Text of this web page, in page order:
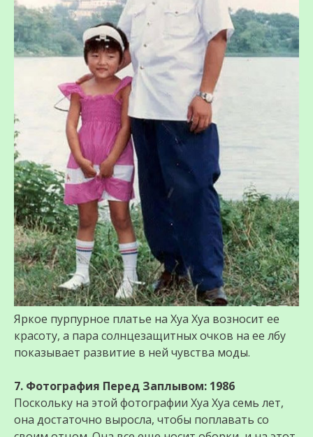
Яркое пурпурное платье на Хуа Хуа возносит ее
красоту, а пара солнцезащитных очков на ее лбу
показывает развитие в ней чувства моды.
7. Фотография Перед Заплывом: 1986
Поскольку на этой фотографии Хуа Хуа семь лет,
она достаточно выросла, чтобы поплавать со